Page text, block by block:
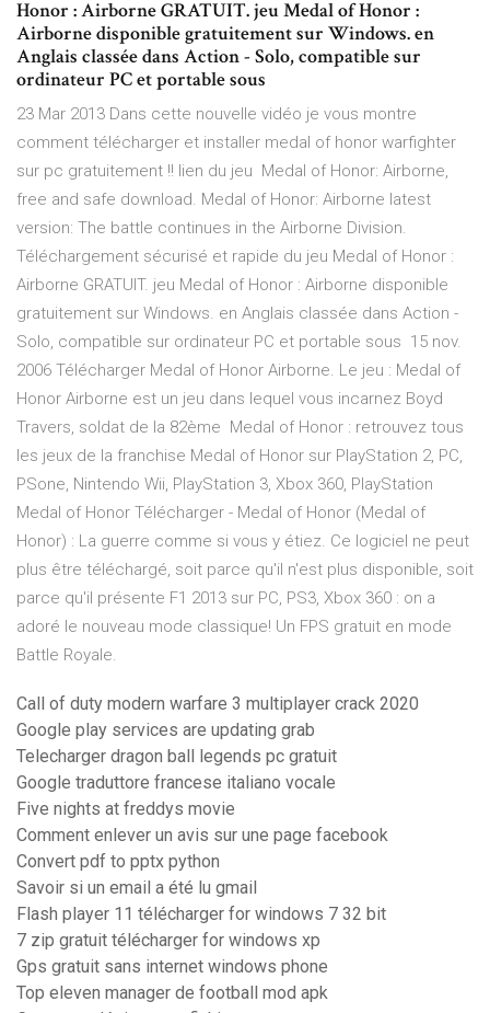
Honor : Airborne GRATUIT. jeu Medal of Honor :
Airborne disponible gratuitement sur Windows. en
Anglais classée dans Action - Solo, compatible sur
ordinateur PC et portable sous
23 Mar 2013 Dans cette nouvelle vidéo je vous montre
comment télécharger et installer medal of honor warfighter
sur pc gratuitement !! lien du jeu Medal of Honor: Airborne,
free and safe download. Medal of Honor: Airborne latest
version: The battle continues in the Airborne Division.
Téléchargement sécurisé et rapide du jeu Medal of Honor :
Airborne GRATUIT. jeu Medal of Honor : Airborne disponible
gratuitement sur Windows. en Anglais classée dans Action -
Solo, compatible sur ordinateur PC et portable sous 15 nov.
2006 Télécharger Medal of Honor Airborne. Le jeu : Medal of
Honor Airborne est un jeu dans lequel vous incarnez Boyd
Travers, soldat de la 82ème Medal of Honor : retrouvez tous
les jeux de la franchise Medal of Honor sur PlayStation 2, PC,
PSone, Nintendo Wii, PlayStation 3, Xbox 360, PlayStation
Medal of Honor Télécharger - Medal of Honor (Medal of
Honor) : La guerre comme si vous y étiez. Ce logiciel ne peut
plus être téléchargé, soit parce qu'il n'est plus disponible, soit
parce qu'il présente F1 2013 sur PC, PS3, Xbox 360 : on a
adoré le nouveau mode classique! Un FPS gratuit en mode
Battle Royale.
Call of duty modern warfare 3 multiplayer crack 2020
Google play services are updating grab
Telecharger dragon ball legends pc gratuit
Google traduttore francese italiano vocale
Five nights at freddys movie
Comment enlever un avis sur une page facebook
Convert pdf to pptx python
Savoir si un email a été lu gmail
Flash player 11 télécharger for windows 7 32 bit
7 zip gratuit télécharger for windows xp
Gps gratuit sans internet windows phone
Top eleven manager de football mod apk